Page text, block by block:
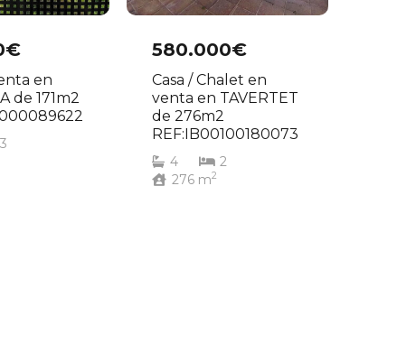
en
de 171m2
3
580.000€
Casa / Chalet en
venta en TAVERTET
de 276m2
REF:IB00100180073
4
2
276m2